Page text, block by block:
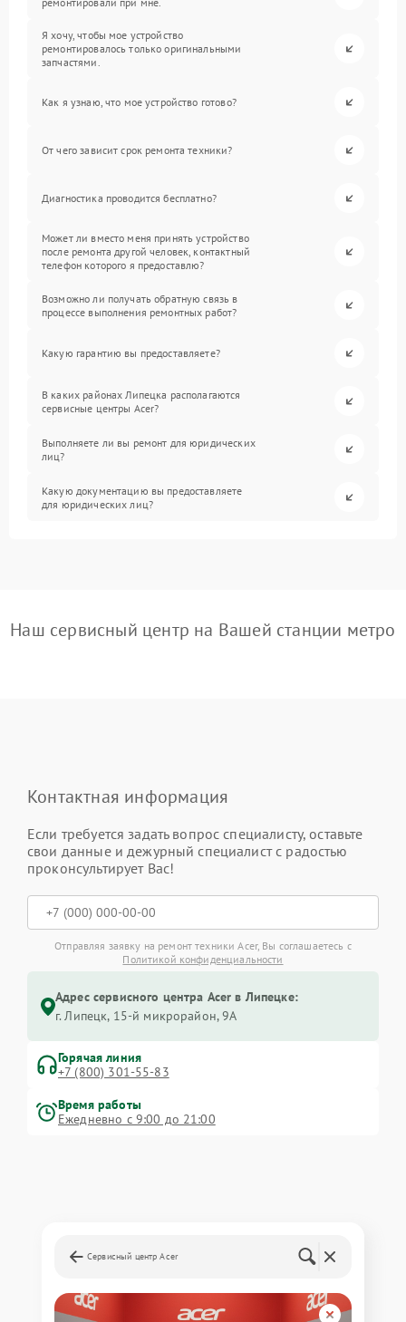
Я хочу, чтобы мое устройство
ремонтировалось только оригинальными
запчастями.
Как я узнаю, что мое устройство готово?
От чего зависит срок ремонта техники?
Диагностика проводится бесплатно?
Может ли вместо меня принять устройство
после ремонта другой человек, контактный
телефон которого я предоставлю?
Возможно ли получать обратную связь в
процессе выполнения ремонтных работ?
Какую гарантию вы предоставляете?
В каких районах Липецка располагаются
сервисные центры Acer?
Выполняете ли вы ремонт для юридических
лиц?
Какую документацию вы предоставляете
для юридических лиц?
Наш сервисный центр на Вашей станции метро
Контактная информация
Если требуется задать вопрос специалисту, оставьте
свои данные и дежурный специалист с радостью
проконсультирует Вас!
Отправляя заявку на ремонт техники Acer, Вы соглашаетесь с
Политикой конфиденциальности
Адрес сервисного центра Acer в Липецке:
г. Липецк, 15-й микрорайон, 9А
Горячая линия
+7 (800) 301-55-83
Время работы
Ежедневно с 9:00 до 21:00
Сервисный центр Acer